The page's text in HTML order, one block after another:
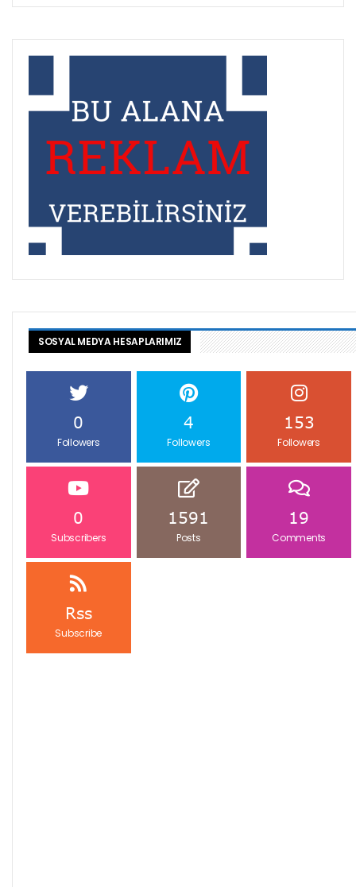
SOSYAL MEDYA HESAPLARIMIZ
0
Followers
4
Followers
153
Followers
0
Subscribers
1591
Posts
19
Comments
Rss
Subscribe